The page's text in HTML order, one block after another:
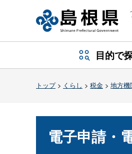
目的で
トップ> くらし > 税金 > 地方機
電子申請・